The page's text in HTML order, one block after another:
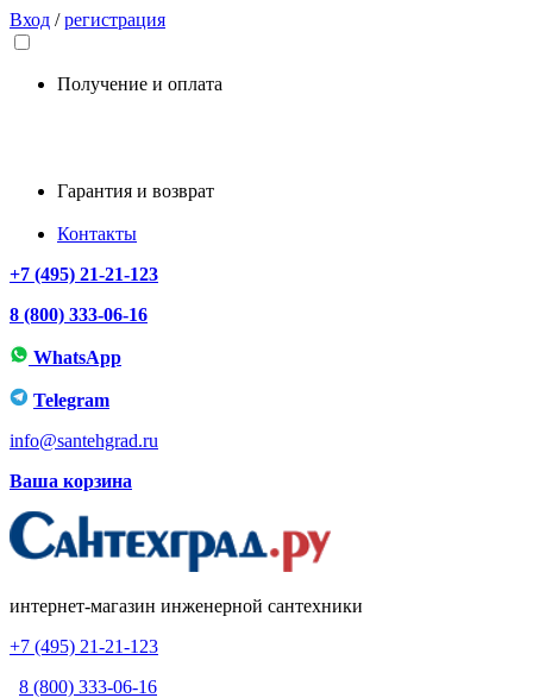
Вход /регистрация
Получение и оплата
Гарантия и возврат
Контакты
+7 (495) 21-21-123
8 (800) 333-06-16
WhatsApp
Telegram
info@santehgrad.ru
Ваша корзина
интернет-магазин инженерной сантехники
+7 (495) 21-21-123
8 (800) 333-06-16